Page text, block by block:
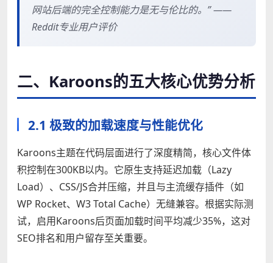
网站后端的完全控制能力是无与伦比的。” ——
Reddit专业用户评价
二、Karoons的五大核心优势分析
2.1 极致的加载速度与性能优化
Karoons主题在代码层面进行了深度精简，核心文件体
积控制在300KB以内。它原生支持延迟加载（Lazy
Load）、CSS/JS合并压缩，并且与主流缓存插件（如
WP Rocket、W3 Total Cache）无缝兼容。根据实际测
试，启用Karoons后页面加载时间平均减少35%，这对
SEO排名和用户留存至关重要。